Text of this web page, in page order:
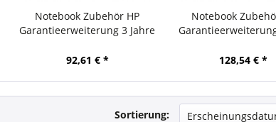
Notebook Zubehör HP
Garantieerweiterung 3 Jahre
92,61 € *
Notebook
128,54 € *
Sortierung: